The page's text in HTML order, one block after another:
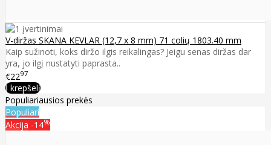
V-diržas SKANA KEVLAR (12,7 x 8 mm) 71 colių 1803.40 mm
Kaip sužinoti, koks diržo ilgis reikalingas? Jeigu senas diržas dar
yra, jo ilgį nustatyti paprasta..
€2297
Į krepšelį
Populiariausios prekės
Populiari
Akcija -14%